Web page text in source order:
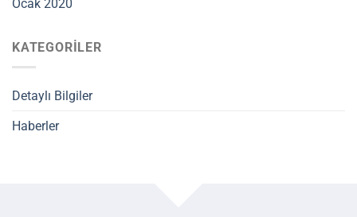
Ocak 2020
KATEGORILER
Detaylı Bilgiler
Haberler